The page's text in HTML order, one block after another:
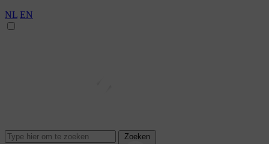
NL EN
Zoeken